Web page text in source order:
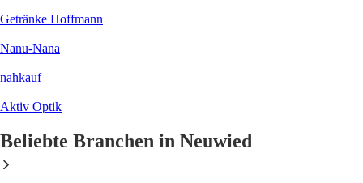
Getränke Hoffmann
Nanu-Nana
nahkauf
Aktiv Optik
Beliebte Branchen in Neuwied